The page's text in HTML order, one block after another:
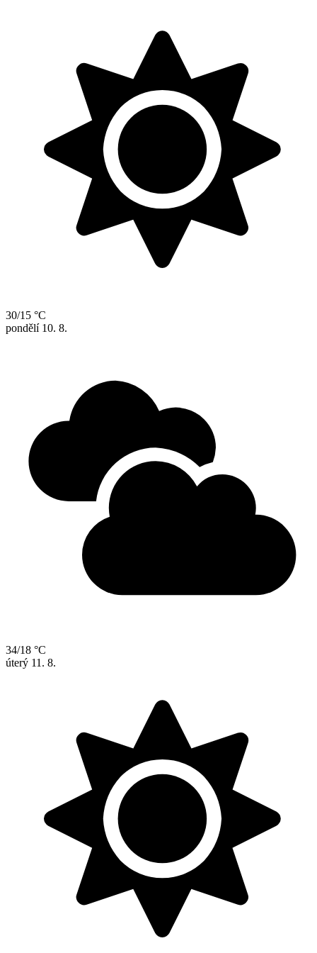
30/15 °C
pondělí 10. 8.
34/18 °C
úterý 11. 8.